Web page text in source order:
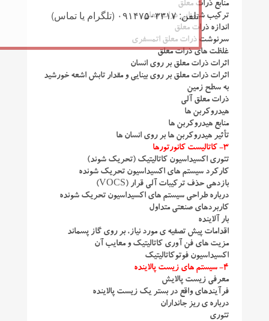
منابع ذرات معلق
ترکیب شیمیایی ذرات معلق
اندازه ذرات معلق
سرنوشت ذرات معلق اتمسفری
غلظت های ذرات معلق
اثرات ذرات معلق بر روی انسان
اثرات ذرات معلق بر روی بینایی و مقدار تابش اشعه خورشید
به سطح زمین
ذرات معلق آلی
هیدروکربن ها
منابع هیدروکربن ها
تأثیر هیدروکربن ها بر روی انسان ها
3- کاتالیست کانورتورها
تئوری اکسیداسیون کاتالیتیک (تحریک شوند)
کارکرد سیستم های اکسیداسیون تحریک شونده
بازدهی حذف ترکیبات آلی قرار (VOCS)
درباره طراحی سیستم های اکسیداسیون تحریک شونده
کاربردهای صنعتی متداول
بار آلاینده
اقدامات پیش تصفیه ی مورد نیاز، بر روی گاز پسماند
مزیت های فن آوری کاتالیتیک و معایب آن
اکسیداسیون فوتوکاتالیتیک
4- سیستم های زیست پالاینده
معرفی زیست پالایش
فرآیندهای واقع در بستر یک زیست پالاینده
درباره ی ریز جانداران
تئوری
تلفن: ۰۹۱۴۷۵۰۳۳۱۷ (تلگرام یا تماس)